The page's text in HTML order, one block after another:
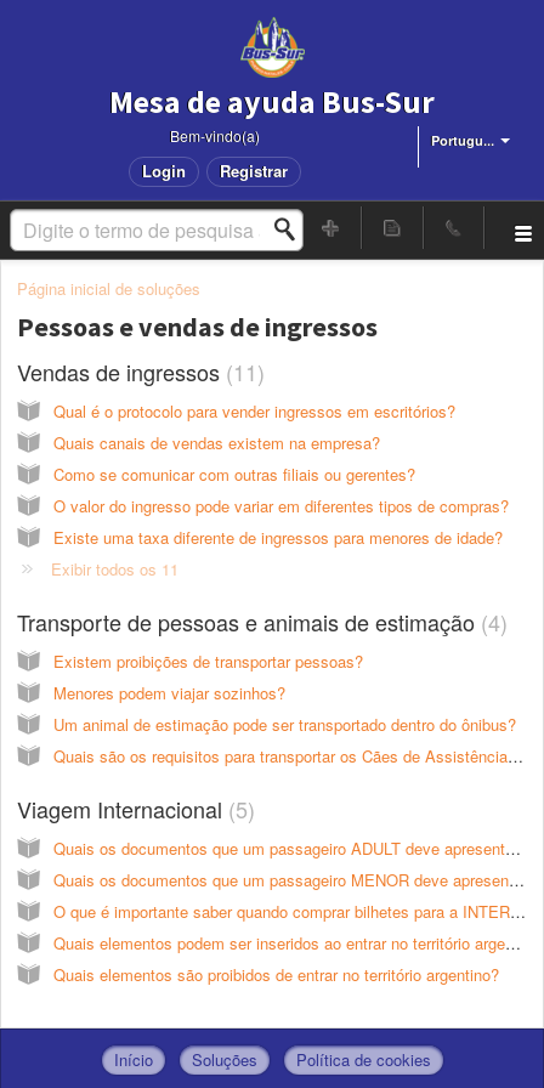
Mesa de ayuda Bus-Sur
Portugu...
Bem-vindo(a)
Login Registrar
Página inicial de soluções
Pessoas e vendas de ingressos
Vendas de ingressos 11
Qual é o protocolo para vender ingressos em escritórios?
Quais canais de vendas existem na empresa?
Como se comunicar com outras filiais ou gerentes?
O valor do ingresso pode variar em diferentes tipos de compras?
Existe uma taxa diferente de ingressos para menores de idade?
Exibir todos os 11
Transporte de pessoas e animais de estimação 4
Existem proibições de transportar pessoas?
Menores podem viajar sozinhos?
Um animal de estimação pode ser transportado dentro do ônibus?
Quais são os requisitos para transportar os Cães de Assistência para pessoas com deficiências?
Viagem Internacional 5
Quais os documentos que um passageiro ADULT deve apresentar para comprar ingressos para serviços internacionais?
Quais os documentos que um passageiro MENOR deve apresentar para comprar ingressos para serviços internacionais?
O que é importante saber quando comprar bilhetes para a INTERNATIONAL?
Quais elementos podem ser inseridos ao entrar no território argentino?
Quais elementos são proibidos de entrar no território argentino?
Início Soluções Política de cookies